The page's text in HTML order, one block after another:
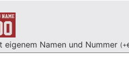
eigenem Namen und Nummer (+